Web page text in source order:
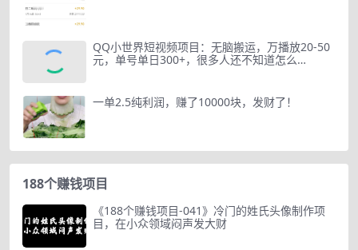
QQ小世界短视频项目：无脑搬运，万播放20-50
元，单号单日300+，很多人还不知道怎么…
一单2.5纯利润，赚了10000块，发财了！
188个赚钱项目
《188个赚钱项目-041》冷门的姓氏头像制作项
目，在小众领域闷声发大财